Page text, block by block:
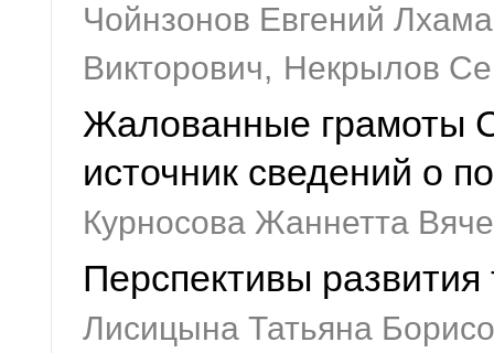
Чойнзонов Евгений
Викторович, Некрылов
Жалованные грамоты
источник сведений о
Курносова Жаннетта
Перспективы
Лисицына Татьяна